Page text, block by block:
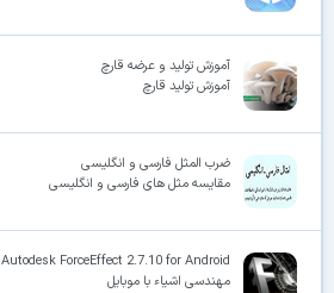
آموزش تولید و عرضه قارچ
آموزش تولید قارچ
ضرب المثل فارسی و انگلیسی
مقایسه مثل های فارسی و انگلیسی
Autodesk ForceEffect 2.7.10 for Android
مهندسی اشیاء با موبایل